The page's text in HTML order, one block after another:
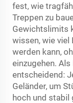
fest, wie
Treppen zu
Gewichtslimits
wissen, wie viel
werden kann,
einzugehen.
entscheidend:
Geländer, um
hoch und stabil